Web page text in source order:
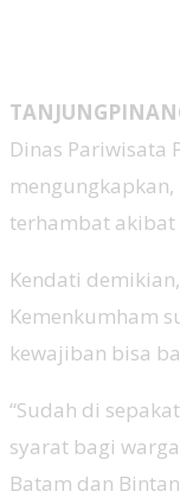
Dinas Pariwisata
terhambat akibat
Kendati
Kemenkumham
kewajiban bisa
“Sudah di
syarat bagi
Batam dan